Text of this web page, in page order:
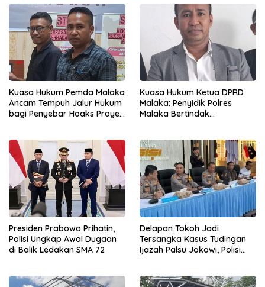
Kuasa Hukum Pemda Malaka
Ancam Tempuh Jalur Hukum
bagi Penyebar Hoaks Proyek
Kuasa Hukum Ketua DPRD
Malaka: Penyidik Polres
Malaka Bertindak
Presiden Prabowo Prihatin,
Polisi Ungkap Awal Dugaan
di Balik Ledakan SMA 72
Delapan Tokoh Jadi
Tersangka Kasus Tudingan
Ijazah Palsu Jokowi, Polisi